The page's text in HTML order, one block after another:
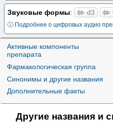
Звуковые формы: d3
ⓘ Подробнее о цифровых аудио
Активные компоненты
препарата
Фармакологическая группа
Синонимы и другие названия
Дополнительные факты
Другие названия и